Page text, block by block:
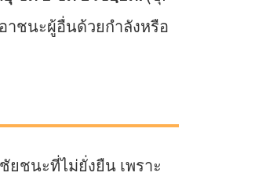
ชนะผู้อื่นด้วยกำลังหรือ
ชนะที่ไม่ยั่งยืน เพราะ